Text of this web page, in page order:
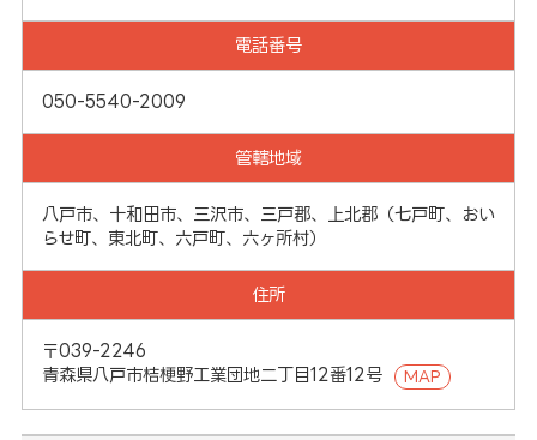
電話番号
050-5540-2009
管轄地域
八戸市、十和田市、三沢市、三戸郡、上北郡（七戸町、おい
らせ町、東北町、六戸町、六ヶ所村）
住所
〒039-2246
青森県八戸市桔梗野工業団地二丁目12番12号
MAP